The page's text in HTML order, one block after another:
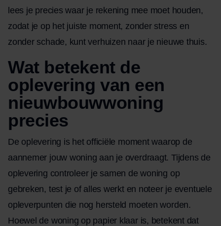
lees je precies waar je rekening mee moet houden,
zodat je op het juiste moment, zonder stress en
zonder schade, kunt verhuizen naar je nieuwe thuis.
Wat betekent de
oplevering van een
nieuwbouwwoning
precies
De oplevering is het officiële moment waarop de
aannemer jouw woning aan je overdraagt. Tijdens de
oplevering controleer je samen de woning op
gebreken, test je of alles werkt en noteer je eventuele
opleverpunten die nog hersteld moeten worden.
Hoewel de woning op papier klaar is, betekent dat